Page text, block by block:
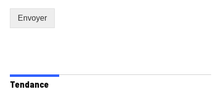
Envoyer
Tendance